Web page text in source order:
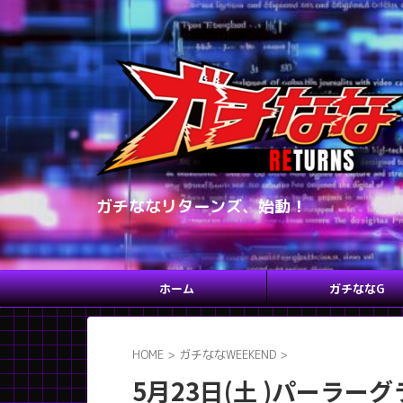
ガチななリターンズ、始動！
ホーム ガチななG
HOME > ガチななWEEKEND >
5月23日(土 )パーラーグ